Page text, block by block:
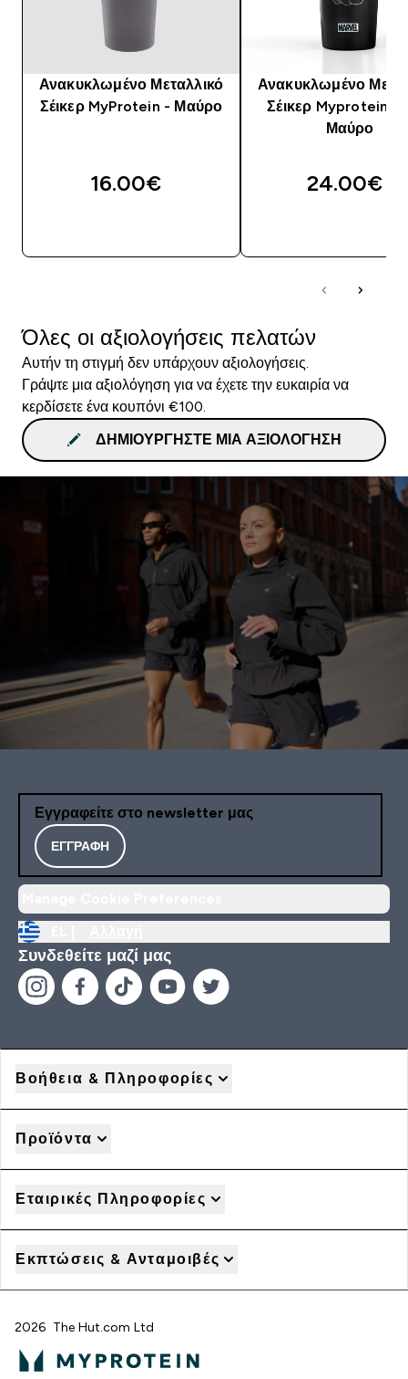
Ανακυκλωμένο Μεταλλικό
Σέικερ MyProtein - Μαύρο
16.00€‎
Ανακυκλωμένο
Σέικερ Myprotein
Μαύρο
24.00€‎
Όλες οι αξιολογήσεις πελατών
Αυτήν τη στιγμή δεν υπάρχουν αξιολογήσεις.
Γράψτε μια αξιολόγηση για να έχετε την ευκαιρία να
κερδίσετε ένα κουπόνι €100.
ΔΗΜΙΟΥΡΓΉΣΤΕ ΜΙΑ ΑΞΙΟΛΌΓΗΣΗ
Εγγραφείτε στο newsletter μας
ΕΓΓΡΑΦΉ
Συνδεθείτε μαζί μας
Βοήθεια & Πληροφορίες
Προϊόντα
Εταιρικές Πληροφορίες
Εκπτώσεις & Ανταμοιβές
2026 The Hut.com Ltd